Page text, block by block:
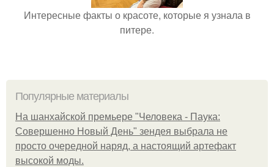
Интересные факты о красоте, которые я узнала в
питере.
Популярные материалы
На шанхайской премьере "Человека - Паука:
Совершенно Новый День" зендея выбрала не
просто очередной наряд, а настоящий артефакт
высокой моды.